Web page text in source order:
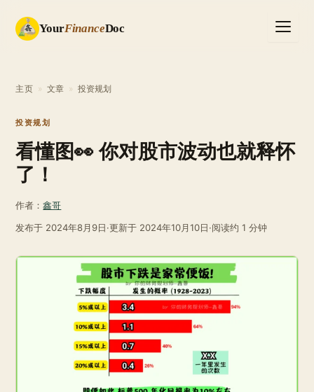
YourFinanceDoc
主页 » 文章 » 投资规划
投资规划
看懂图👀 你对股市波动也就释怀
了！
作者：鑫哥
发布于 2024年8月9日·更新于 2024年10月10日·阅读约 1 分钟